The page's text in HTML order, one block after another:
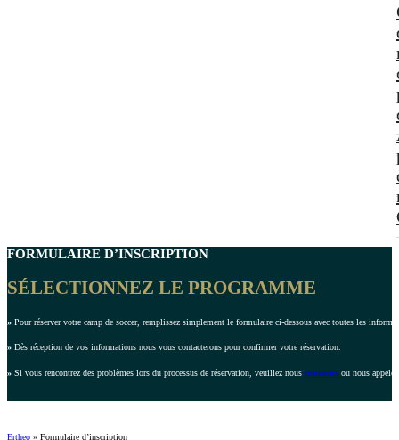
FORMULAIRE D’INSCRIPTION
SÉLECTIONNEZ LE PROGRAMME
» Pour réserver votre camp de soccer, remplissez simplement le formulaire ci-dessous avec toutes les
» Dès réception de vos informations nous vous contacterons pour confirmer votre réservation.
» Si vous rencontrez des problèmes lors du processus de réservation, veuillez nous contacterou nous
Ertheo » Formulaire d’inscription